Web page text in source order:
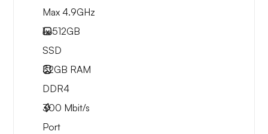
Max 4.9GHz
1x512GB
SSD
32GB RAM
DDR4
300 Mbit/s
Port